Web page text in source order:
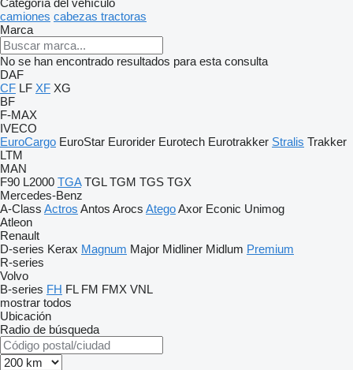
Categoría del vehículo
camiones cabezas tractoras
Marca
No se han encontrado resultados para esta consulta
DAF
CF LF XF XG
BF
F-MAX
IVECO
EuroCargo EuroStar Eurorider Eurotech Eurotrakker Stralis Trakker
LTM
MAN
F90 L2000 TGA TGL TGM TGS TGX
Mercedes-Benz
A-Class Actros Antos Arocs AtegoAxor Econic Unimog
Atleon
Renault
D-series Kerax Magnum Major Midliner Midlum Premium
R-series
Volvo
B-series FH FL FM FMX VNL
mostrar todos
Ubicación
Radio de búsqueda